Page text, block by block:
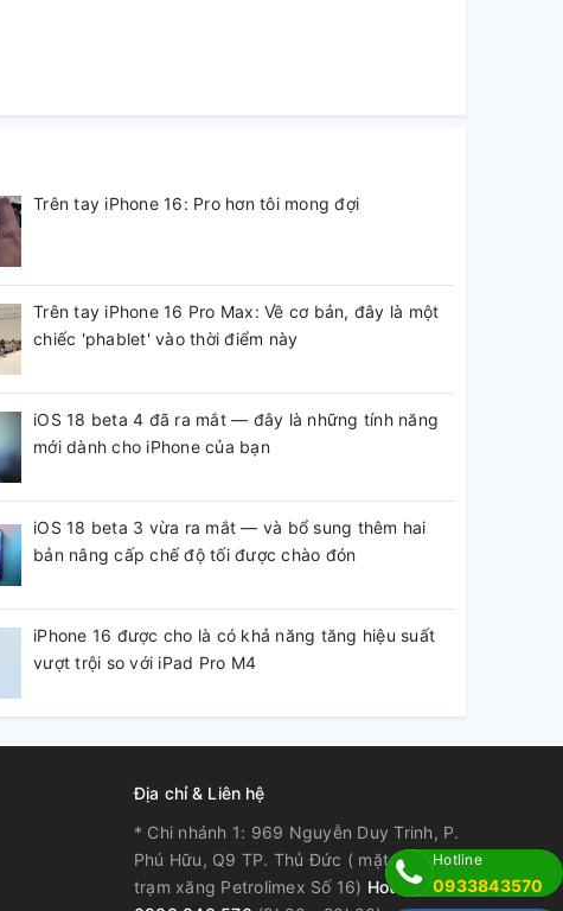
Trên tay iPhone 16: Pro hơn tôi mong đợi
Trên tay iPhone 16 Pro Max: Về cơ bản, đây là một
chiếc 'phablet' vào thời điểm này
iOS 18 beta 4 đã ra mắt — đây là những tính năng
mới dành cho iPhone của bạn
iOS 18 beta 3 vừa ra mắt — và bổ sung thêm hai
bản nâng cấp chế độ tối được chào đón
iPhone 16 được cho là có khả năng tăng hiệu suất
vượt trội so với iPad Pro M4
Địa chỉ & Liên hệ
* Chi nhánh 1: 969 Nguyễn Duy Trinh, P.
Phú Hữu, Q9 TP. Thủ Đức ( mặt tiền, kế
trạm xăng Petrolimex Số 16) Hotline:
Hotline
0933843570